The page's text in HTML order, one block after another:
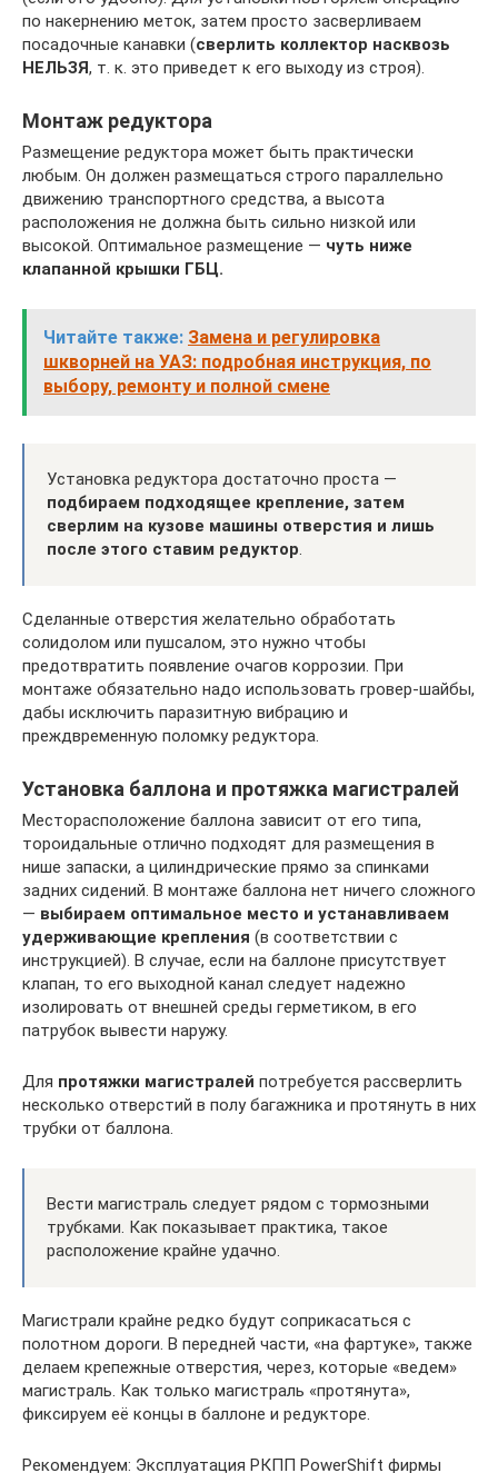
по накернению меток, затем просто засверливаем
посадочные канавки (сверлить коллектор насквозь
НЕЛЬЗЯ, т. к. это приведет к его выходу из строя).
Монтаж редуктора
Размещение редуктора может быть практически
любым. Он должен размещаться строго параллельно
движению транспортного средства, а высота
расположения не должна быть сильно низкой или
высокой. Оптимальное размещение — чуть ниже
клапанной крышки ГБЦ.
Читайте также: Замена и регулировка
шкворней на УАЗ: подробная инструкция, по
выбору, ремонту и полной смене
Установка редуктора достаточно проста —
подбираем подходящее крепление, затем
сверлим на кузове машины отверстия и лишь
после этого ставим редуктор.
Сделанные отверстия желательно обработать
солидолом или пушсалом, это нужно чтобы
предотвратить появление очагов коррозии. При
монтаже обязательно надо использовать гровер-шайбы,
дабы исключить паразитную вибрацию и
преждвременную поломку редуктора.
Установка баллона и протяжка магистралей
Месторасположение баллона зависит от его типа,
тороидальные отлично подходят для размещения в
нише запаски, а цилиндрические прямо за спинками
задних сидений. В монтаже баллона нет ничего сложного
— выбираем оптимальное место и устанавливаем
удерживающие крепления (в соответствии с
инструкцией). В случае, если на баллоне присутствует
клапан, то его выходной канал следует надежно
изолировать от внешней среды герметиком, в его
патрубок вывести наружу.
Для протяжки магистралей потребуется рассверлить
несколько отверстий в полу багажника и протянуть в них
трубки от баллона.
Вести магистраль следует рядом с тормозными
трубками. Как показывает практика, такое
расположение крайне удачно.
Магистрали крайне редко будут соприкасаться с
полотном дороги. В передней части, «на фартуке», также
делаем крепежные отверстия, через, которые «ведем»
магистраль. Как только магистраль «протянута»,
фиксируем её концы в баллоне и редукторе.
Рекомендуем: Эксплуатация РКПП PowerShift фирмы